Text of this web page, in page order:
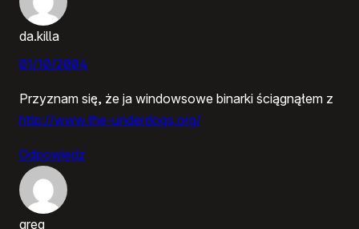
da.killa
01/10/2004
Przyznam się, że ja windowsowe binarki ściągnąłem z
http://www.the-underdogs.org/
Odpowiedz
greg